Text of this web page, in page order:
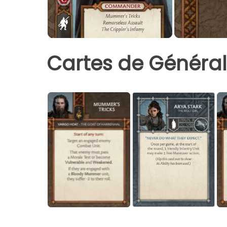
Cartes de